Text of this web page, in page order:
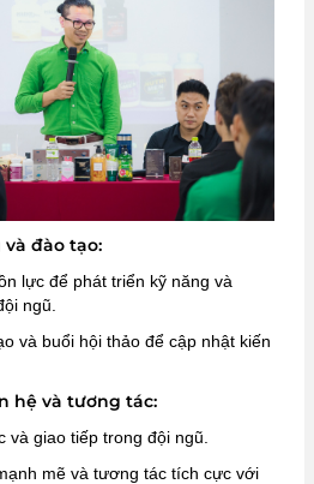
đào tạo:
lực để phát triển kỹ năng và
ngũ.
và buổi hội thảo để cập nhật kiến
hệ và tương tác:
giao tiếp trong đội ngũ.
mẽ và tương tác tích cực với